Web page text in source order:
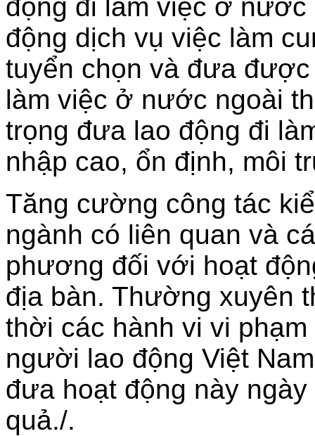
động đi làm việc ở
động dịch vụ việc làm
tuyển chọn và đưa
làm việc ở nước ngoài
trọng đưa lao động đi
nhập cao, ổn định, môi
Tăng cường công tác
ngành có liên quan và
phương đối với hoạt
địa bàn. Thường xuyên
thời các hành vi vi
người lao động Việt
đưa hoạt động này
quả./.